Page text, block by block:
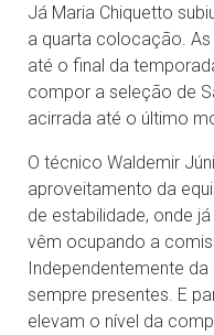
Já Maria Chiquetto
a quarta colocação.
até o final da
compor a seleção de
acirrada até o último
O técnico Waldemir
aproveitamento da
de estabilidade, onde
vêm ocupando a
Independentemente
sempre presentes. E
elevam o nível da